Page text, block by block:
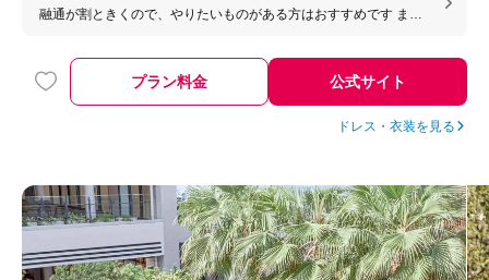
融通が割ときくので、やりたいものがある方はおすすめです ま
プラン料金 公式サイト
ドレス・衣装を見る